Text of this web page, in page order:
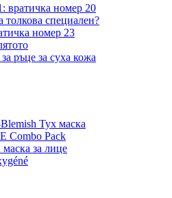
вратичка номер 20
толкова специален?
номер 23
ръце за суха кожа
Тух маска
Combo Pack
за лице